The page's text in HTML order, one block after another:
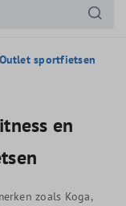
Outlet sportfietsen
en
zoals Koga,